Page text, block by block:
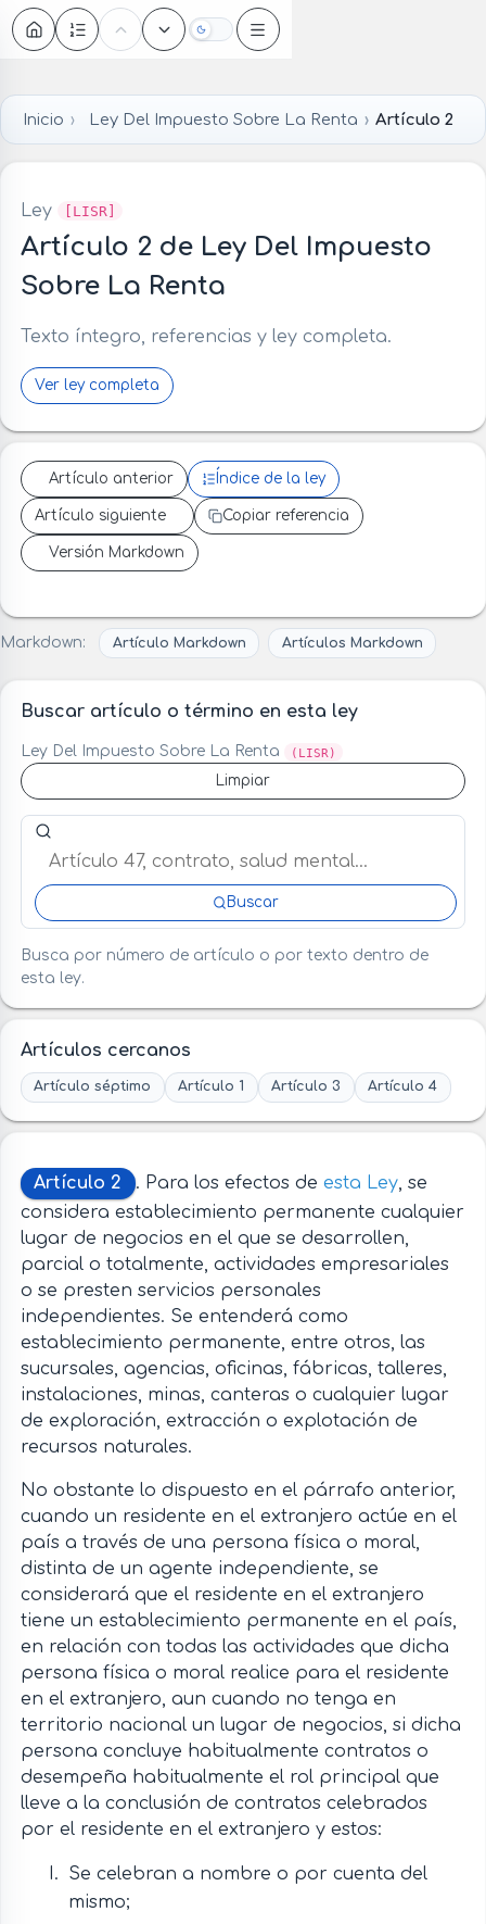
Oscuro
Inicio Ley Del Impuesto Sobre La Renta Artículo 2
Ley [LISR]
Artículo 2 de Ley Del Impuesto
Sobre La Renta
Texto íntegro, referencias y ley completa.
Ver ley completa
Artículo anterior Índice de la ley
Artículo siguiente Copiar referencia
Versión Markdown
Markdown: Artículo Markdown Artículos Markdown
Buscar artículo o término en esta ley
Ley Del Impuesto Sobre La Renta (LISR)
Limpiar
Buscar artículo o término en esta ley
Buscar
Busca por número de artículo o por texto dentro de
esta ley.
Artículos cercanos
Artículo séptimo Artículo 1 Artículo 3 Artículo 4
Artículo 2 . Para los efectos de esta Ley, se
considera establecimiento permanente cualquier
lugar de negocios en el que se desarrollen,
parcial o totalmente, actividades empresariales
o se presten servicios personales
independientes. Se entenderá como
establecimiento permanente, entre otros, las
sucursales, agencias, oficinas, fábricas, talleres,
instalaciones, minas, canteras o cualquier lugar
de exploración, extracción o explotación de
recursos naturales.
No obstante lo dispuesto en el párrafo anterior,
cuando un residente en el extranjero actúe en el
país a través de una persona física o moral,
distinta de un agente independiente, se
considerará que el residente en el extranjero
tiene un establecimiento permanente en el país,
en relación con todas las actividades que dicha
persona física o moral realice para el residente
en el extranjero, aun cuando no tenga en
territorio nacional un lugar de negocios, si dicha
persona concluye habitualmente contratos o
desempeña habitualmente el rol principal que
lleve a la conclusión de contratos celebrados
por el residente en el extranjero y estos:
Se celebran a nombre o por cuenta del
mismo;